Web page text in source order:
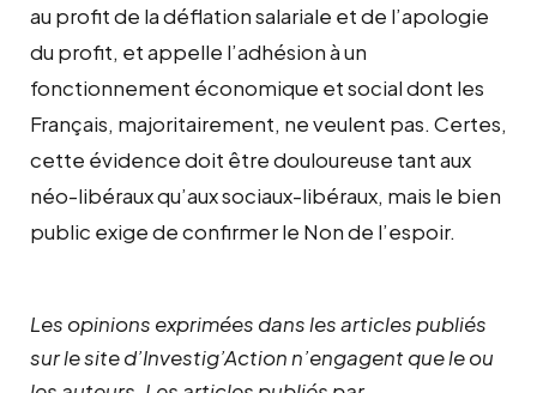
au profit de la déflation salariale et de l’apologie
du profit, et appelle l’adhésion à un
fonctionnement économique et social dont les
Français, majoritairement, ne veulent pas. Certes,
cette évidence doit être douloureuse tant aux
néo-libéraux qu’aux sociaux-libéraux, mais le bien
public exige de confirmer le Non de l’espoir.
Les opinions exprimées dans les articles publiés
sur le site d’Investig’Action n’engagent que le ou